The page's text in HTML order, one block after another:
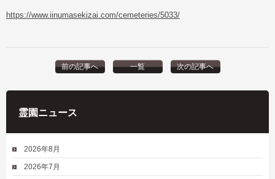
https://www.iinumasekizai.com/cemeteries/5033/
前の記事へ 一覧 次の記事へ
霊園ニュース
2026年8月
2026年7月